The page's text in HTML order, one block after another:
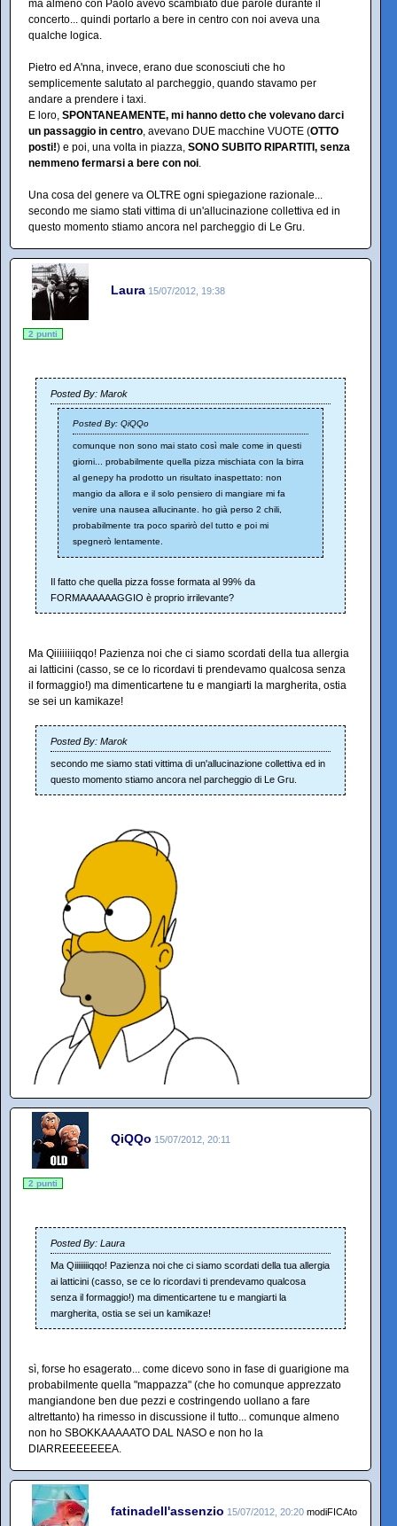
ma almeno con Paolo avevo scambiato due parole durante il
concerto... quindi portarlo a bere in centro con noi aveva una
qualche logica.
Pietro ed A'nna, invece, erano due sconosciuti che ho
semplicemente salutato al parcheggio, quando stavamo per
andare a prendere i taxi.
E loro, SPONTANEAMENTE, mi hanno detto che volevano darci
un passaggio in centro, avevano DUE macchine VUOTE (OTTO
posti!) e poi, una volta in piazza, SONO SUBITO RIPARTITI, senza
nemmeno fermarsi a bere con noi.
Una cosa del genere va OLTRE ogni spiegazione razionale...
secondo me siamo stati vittima di un'allucinazione collettiva ed in
questo momento stiamo ancora nel parcheggio di Le Gru.
Laura 15/07/2012, 19:38
2 punti
Posted By: Marok
Posted By: QiQQo
comunque non sono mai stato così male come in questi
giorni... probabilmente quella pizza mischiata con la birra
al genepy ha prodotto un risultato inaspettato: non
mangio da allora e il solo pensiero di mangiare mi fa
venire una nausea allucinante. ho già perso 2 chili,
probabilmente tra poco sparirò del tutto e poi mi
spegnerò lentamente.
Il fatto che quella pizza fosse formata al 99% da
FORMAAAAAAGGIO è proprio irrilevante?
Ma Qiiiiiiiiqqo! Pazienza noi che ci siamo scordati della tua allergia
ai latticini (casso, se ce lo ricordavi ti prendevamo qualcosa senza
il formaggio!) ma dimenticartene tu e mangiarti la margherita, ostia
se sei un kamikaze!
Posted By: Marok
secondo me siamo stati vittima di un'allucinazione collettiva ed in
questo momento stiamo ancora nel parcheggio di Le Gru.
QiQQo 15/07/2012, 20:11
2 punti
Posted By: Laura
Ma Qiiiiiiiiqqo! Pazienza noi che ci siamo scordati della tua allergia
ai latticini (casso, se ce lo ricordavi ti prendevamo qualcosa
senza il formaggio!) ma dimenticartene tu e mangiarti la
margherita, ostia se sei un kamikaze!
sì, forse ho esagerato... come dicevo sono in fase di guarigione ma
probabilmente quella "mappazza" (che ho comunque apprezzato
mangiandone ben due pezzi e costringendo uollano a fare
altrettanto) ha rimesso in discussione il tutto... comunque almeno
non ho SBOKKAAAAATO DAL NASO e non ho la
DIARREEEEEEEA.
fatinadell'assenzio 15/07/2012, 20:20 modiFICAto